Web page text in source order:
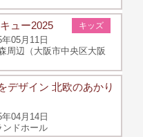
キッズ
ュー2025
05月11日
周辺（大阪市中央区大阪
デザイン 北欧のあかり
04月14日
ンドホール